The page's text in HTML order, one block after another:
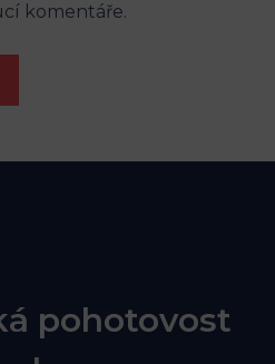
komentáře.
pohotovost